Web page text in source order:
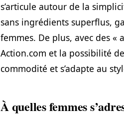
s’articule autour de la
sans ingrédients superflus,
femmes. De plus, avec des «
Action.com et la possibilité
commodité et s’adapte au
À quelles femmes